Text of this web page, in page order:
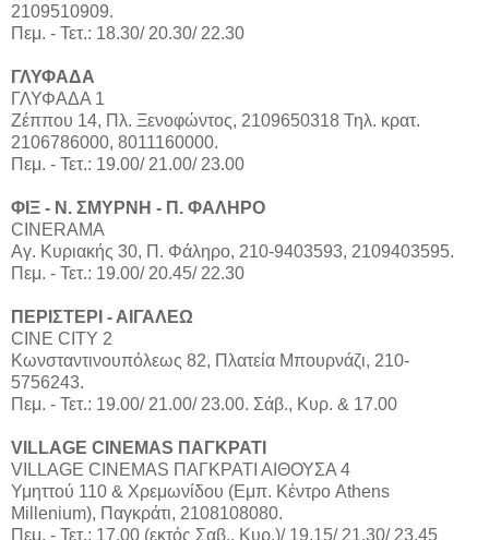
2109510909.
Πεμ. - Τετ.: 18.30/ 20.30/ 22.30
ΓΛΥΦΑΔΑ
ΓΛΥΦΑΔΑ 1
Ζέππου 14, Πλ. Ξενοφώντος, 2109650318 Τηλ. κρατ.
2106786000, 8011160000.
Πεμ. - Τετ.: 19.00/ 21.00/ 23.00
ΦΙΞ - Ν. ΣΜΥΡΝΗ - Π. ΦΑΛΗΡΟ
CINERAMA
Αγ. Κυριακής 30, Π. Φάληρο, 210-9403593, 2109403595.
Πεμ. - Τετ.: 19.00/ 20.45/ 22.30
ΠΕΡΙΣΤΕΡΙ - ΑΙΓΑΛΕΩ
CINE CITY 2
Κωνσταντινουπόλεως 82, Πλατεία Μπουρνάζι, 210-
5756243.
Πεμ. - Τετ.: 19.00/ 21.00/ 23.00. Σάβ., Κυρ. & 17.00
VILLAGE CINEMAS ΠΑΓΚΡΑΤΙ
VILLAGE CINEMAS ΠΑΓΚΡΑΤΙ ΑΙΘΟΥΣΑ 4
Υμηττού 110 & Χρεμωνίδου (Εμπ. Κέντρο Athens
Millenium), Παγκράτι, 2108108080.
Πεμ. - Τετ.: 17.00 (εκτός Σαβ., Κυρ.)/ 19.15/ 21.30/ 23.45